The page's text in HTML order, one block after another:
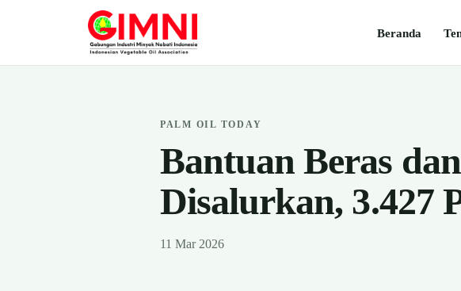
Beranda
PALM OIL TODAY
Bantuan Beras
Disalurkan, 3.427
11 Mar 2026